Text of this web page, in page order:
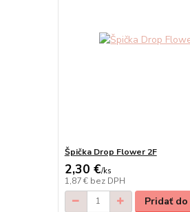
Špička Drop Flower 2F
2,30 €/ks
1,87 € bez DPH
Pridať